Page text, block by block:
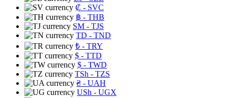
₡ - SVC
฿ - THB
ЅМ - TJS
TD - TND
₺ - TRY
$ - TTD
$ - TWD
TSh - TZS
₴ - UAH
USh - UGX